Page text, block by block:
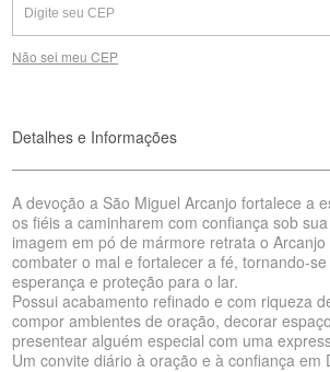
Não sei meu CEP
Detalhes e Informações
A devoção a São Miguel Arcanjo fortalece a
os fiéis a caminharem com confiança sob
imagem em pó de mármore retrata o
combater o mal e fortalecer a fé, tornando-
esperança e proteção para o lar.
Possui acabamento refinado e com riqueza
compor ambientes de oração, decorar
presentear alguém especial com uma
Um convite diário à oração e à confiança em